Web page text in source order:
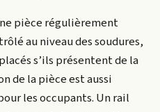
pièce régulièrement
au niveau des soudures,
s’ils présentent de la
de la pièce est aussi
les occupants. Un rail